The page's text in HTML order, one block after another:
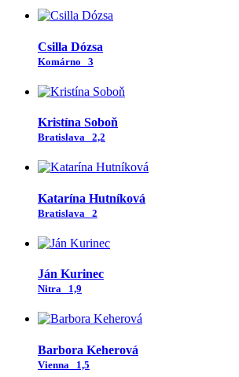
Csilla Dózsa
Komárno 3
Kristína Soboň
Bratislava 2,2
Katarína Hutníková
Bratislava 2
Ján Kurinec
Nitra 1,9
Barbora Keherová
Vienna 1,5